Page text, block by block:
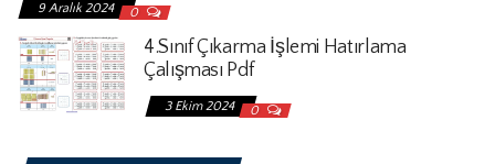
9 Aralık 2024 0
4.Sınıf Çıkarma İşlemi Hatırlama
Çalışması Pdf
3 Ekim 2024 0